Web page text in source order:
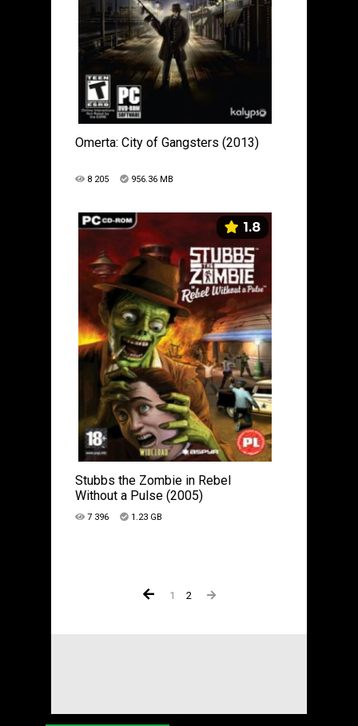
Omerta: City of Gangsters (2013)
8 205 956.36 MB
1.8
Stubbs the Zombie in Rebel
Without a Pulse (2005)
7 396 1.23 GB
1 2